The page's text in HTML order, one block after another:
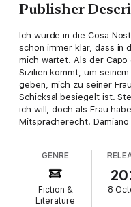
Publisher
Ich wurde in die Cosa
schon immer klar, dass in
mich wartet. Als der Capo
Sizilien kommt, um
geben, mich zu seiner
Schicksal besiegelt ist.
ich will, doch als Frau
Mitspracherecht.
versuche noch, mich
habe und Stefano
ausspricht, mit dem man
uns seinen Segen nicht,
GENRE
Fiction &
Literature
8